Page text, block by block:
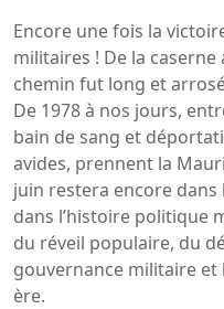
Encore une fois la
militaires ! De la
chemin fut long et
De 1978 à nos jours,
bain de sang et
avides, prennent la
juin restera encore
dans l’histoire politique
du réveil populaire, du
gouvernance militaire et
ère.